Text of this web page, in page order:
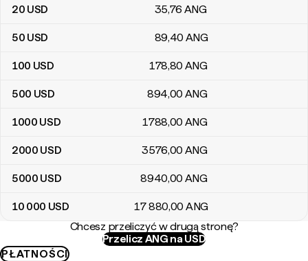
20 USD 35,76 ANG
50 USD 89,40 ANG
100 USD 178,80 ANG
500 USD 894,00 ANG
1000 USD 1788,00 ANG
2000 USD 3576,00 ANG
5000 USD 8940,00 ANG
10 000 USD 17 880,00 ANG
Chcesz przeliczyć w drugą stronę?
Przelicz ANG na USD
PŁATNOŚCI